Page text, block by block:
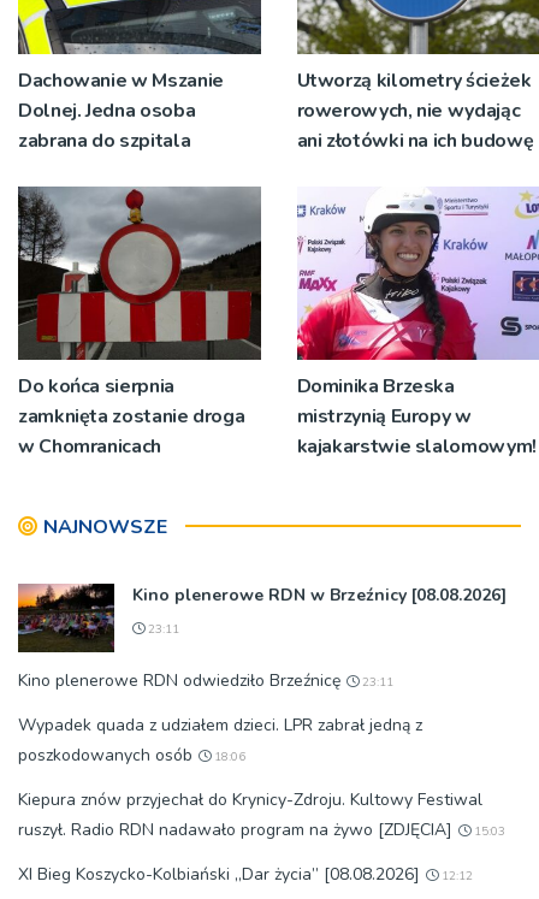
Dachowanie w Mszanie
Dolnej. Jedna osoba
zabrana do szpitala
Utworzą kilometry ścieżek
rowerowych, nie wydając
ani złotówki na ich budowę
Do końca sierpnia
zamknięta zostanie droga
w Chomranicach
Dominika Brzeska
mistrzynią Europy w
kajakarstwie slalomowym!
NAJNOWSZE
Kino plenerowe RDN w Brzeźnicy [08.08.2026]
23:11
Kino plenerowe RDN odwiedziło Brzeźnicę 23:11
Wypadek quada z udziałem dzieci. LPR zabrał jedną z
poszkodowanych osób
18:06
Kiepura znów przyjechał do Krynicy-Zdroju. Kultowy Festiwal
ruszył. Radio RDN nadawało program na żywo [ZDJĘCIA]
15:03
XI Bieg Koszycko-Kolbiański „Dar życia” [08.08.2026] 12:12